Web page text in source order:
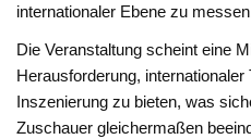
internationaler Ebene zu
Die Veranstaltung scheint eine
Herausforderung,
Inszenierung zu bieten, was
Zuschauer gleichermaßen